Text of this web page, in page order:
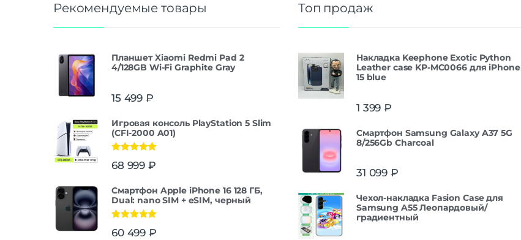
Рекомендуемые товары
Планшет Xiaomi Redmi Pad 2
4/128GB Wi-Fi Graphite Gray
15 499 ₽
Игровая консоль PlayStation 5 Slim
(CFI-2000 A01)
из 5
68 999 ₽
Смартфон Apple iPhone 16 128 ГБ,
Dual: nano SIM + eSIM, черный
из 5
60 499 ₽
Топ продаж
Накладка Keephone Exotic Python
Leather case KP-MC0066 для iPhone
15 blue
1 399 ₽
Смартфон Samsung Galaxy A37 5G
8/256Gb Charcoal
31 099 ₽
Чехол-накладка Fasion Case для
Samsung A55 Леопардовый/
градиентный